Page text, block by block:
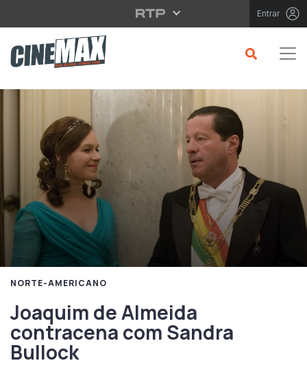
Saltar para o conteúdo principal Entrar
NORTE-AMERICANO
Joaquim de Almeida
contracena com Sandra
Bullock